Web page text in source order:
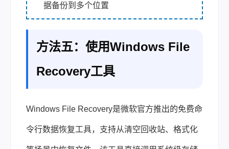
据备份到多个位置
方法五：使用Windows File
Recovery工具
Windows File Recovery是微软官方推出的免费命
令行数据恢复工具，支持从清空回收站、格式化